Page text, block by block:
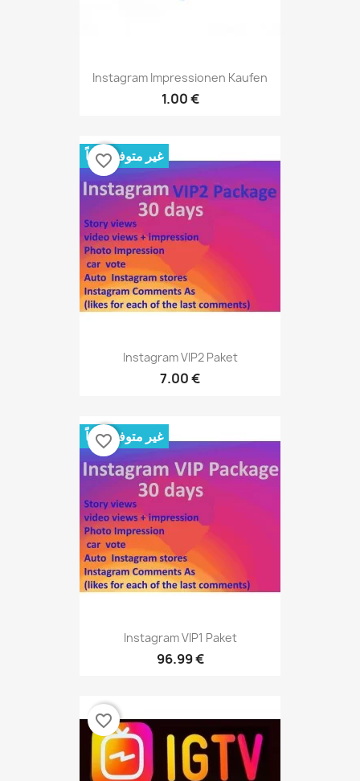
Instagram Impressionen Kaufen
1.00 €
Instagram VIP2 Paket
7.00 €
غير متوفر حالياً
favorite_border
Instagram VIP1 Paket
96.99 €
غير متوفر حالياً
favorite_border
favorite_border